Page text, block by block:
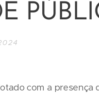
com a presença